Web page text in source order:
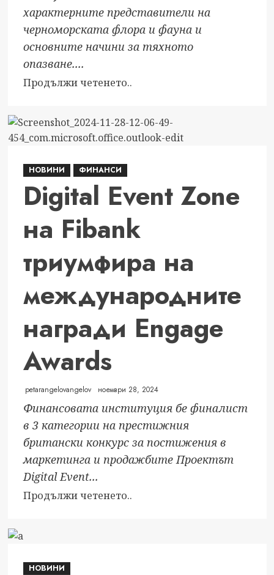
характерните представители на
черноморската флора и фауна и
основните начини за тяхното
опазване....
Продължи четенето..Read
40
деца
изследваха
отблизо
подводния
свят
Черно
море
НОВИНИ ФИНАНСИ
Digital Event Zone
на Fibank
триумфира на
международните
награди Engage
Awards
petarangelovangelov ноември 28, 2024
Финансовата институция бе финалист
в 3 категории на престижния
британски конкурс за постижения в
маркетинга и продажбите Проектът
Digital Event...
Продължи четенето..Read
НОВИНИ